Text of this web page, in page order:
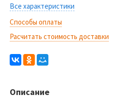
Все характеристики
Способы оплаты
Расчитать стоимость доставки
Описание